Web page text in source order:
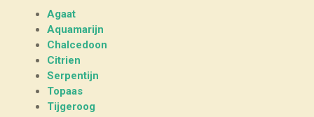
Agaat
Aquamarijn
Chalcedoon
Citrien
Serpentijn
Topaas
Tijgeroog